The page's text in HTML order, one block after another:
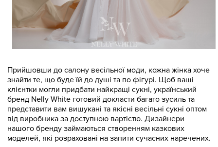
Прийшовши до салону весільної моди, кожна жінка хоче
знайти те, що буде їй до душі та по фігурі. Щоб ваші
клієнтки могли придбати найкращі сукні, український
бренд Nelly White готовий докласти багато зусиль та
представити вам вишукані та якісні весільні сукні оптом
від виробника за доступною вартістю. Дизайнери
нашого бренду займаються створенням казкових
моделей, які розраховані на запити сучасних наречених.